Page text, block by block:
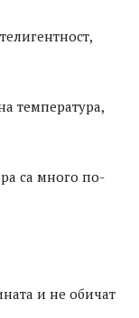
температура,
са много по-
и не обичат